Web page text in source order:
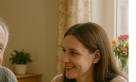
OM OS
LOG IND
KONTAKT